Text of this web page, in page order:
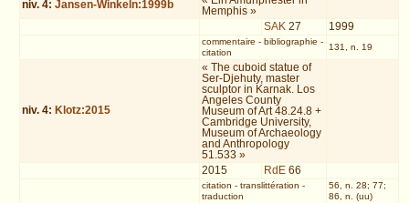
niv. 4:Jansen-Winkeln:1999b
Memphis »
SAK 27 1999
commentaire - bibliographie -
citation
131, n. 19
niv. 4: Klotz:2015
« The cuboid statue of
Ser-Djehuty, master
sculptor in Karnak. Los
Angeles County
Museum of Art 48.24.8 +
Cambridge University,
Museum of Archaeology
and Anthropology
51.533 »
2015
RdE 66
citation - translittération -
traduction
56, n. 28; 77;
86, n. (uu)